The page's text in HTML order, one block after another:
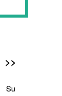
>>
Su